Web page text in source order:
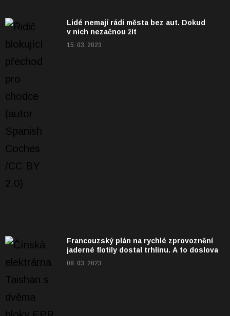
Lidé nemají rádi města bez aut. Dokud
v nich nezačnou žít
15. 03. 2023
Francouzský plán na rychlé zprovoznění
jaderné flotily dostal trhlinu. A to doslova
08. 03. 2023